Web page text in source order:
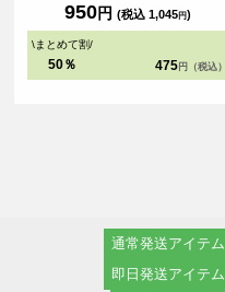
950円 (税込 1,045円)
\まとめて割/
50％ 475 円（税込）
通常発送アイテム
即日発送アイテム